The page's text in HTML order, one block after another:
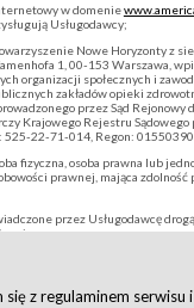
w domenie
Usługodawcy;
Nowe Horyzonty z
1, 00-153 Warszawa,
organizacji społecznych i
zakładów opieki
przez Sąd Rejonowy
Krajowego Rejestru Sądowego
525-22-71-014, Regon:
fizyczna, osoba prawna lub
prawnej, mająca zdolność
przez Usługodawcę
Serwisu;
się z regulaminem serwisu